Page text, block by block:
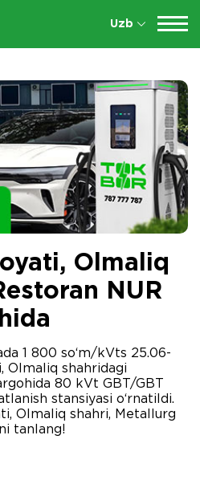
Uzb
Olmaliq
NUR
1 800 so‘m/kVts 25.06-
Olmaliq shahridagi
80 kVt GBT/GBT
stansiyasi o‘rnatildi.
Olmaliq shahri, Metallurg
tanlang!